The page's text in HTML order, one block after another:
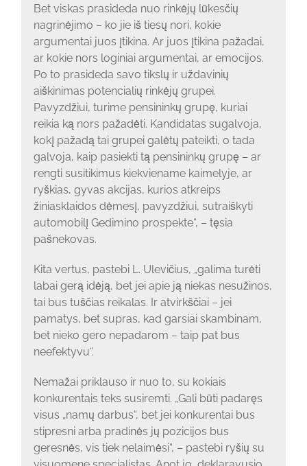
Bet viskas prasideda nuo rinkėjų lūkesčių
nagrinėjimo – ko jie iš tiesų nori, kokie
argumentai juos įtikina. Ar juos įtikina pažadai,
ar kokie nors loginiai argumentai, ar emocijos.
Po to prasideda savo tikslų ir uždavinių
aiškinimas potencialių rinkėjų grupei.
Pavyzdžiui, turime pensininkų grupę, kuriai
reikia ką nors pažadėti. Kandidatas sugalvoja,
kokį pažadą tai grupei galėtų pateikti, o tada
galvoja, kaip pasiekti tą pensininkų grupę – ar
rengti susitikimus kiekviename kaimelyje, ar
ryškias, gyvas akcijas, kurios atkreips
žiniasklaidos dėmesį, pavyzdžiui, sutraiškyti
automobilį Gedimino prospekte“, – tęsia
pašnekovas.
Kita vertus, pastebi L. Ulevičius, „galima turėti
labai gerą idėją, bet jei apie ją niekas nesužinos,
tai bus tuščias reikalas. Ir atvirkščiai – jei
pamatys, bet supras, kad garsiai skambinam,
bet nieko gero nepadarom – taip pat bus
neefektyvu“.
Nemažai priklauso ir nuo to, su kokiais
konkurentais teks susiremti. „Gali būti padaręs
visus „namų darbus“, bet jei konkurentai bus
stipresni arba pradinės jų pozicijos bus
geresnės, vis tiek nelaimėsi“, – pastebi ryšių su